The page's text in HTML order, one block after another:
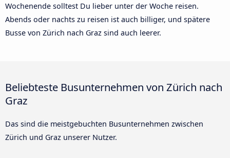
Wochenende solltest Du lieber unter der Woche reisen.
Abends oder nachts zu reisen ist auch billiger, und spätere
Busse von Zürich nach Graz sind auch leerer.
Beliebteste Busunternehmen von Zürich nach
Graz
Das sind die meistgebuchten Busunternehmen zwischen
Zürich und Graz unserer Nutzer.